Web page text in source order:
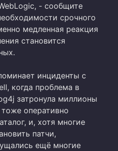
- сообщите
срочного
медленная реакция
становится
инциденты с
когда проблема в
затронула миллионы
оперативно
и, хотя многие
патчи,
ещё многие